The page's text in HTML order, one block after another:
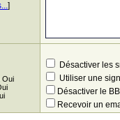
]
Oui
Désactiver les
Utiliser une
Désactiver le
Recevoir un